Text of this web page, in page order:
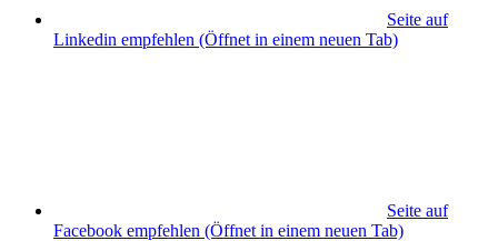
Seite auf
Linkedin empfehlen (Öffnet in einem neuen Tab)
Seite auf
Facebook empfehlen (Öffnet in einem neuen Tab)